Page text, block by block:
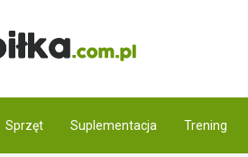
Sprzęt Suplementacja Trening